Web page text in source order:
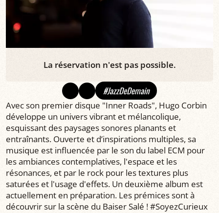
La réservation n'est pas possible.
#JazzDeDemain
Avec son premier disque "Inner Roads", Hugo Corbin
développe un univers vibrant et mélancolique,
esquissant des paysages sonores planants et
entraînants. Ouverte et d’inspirations multiples, sa
musique est influencée par le son du label ECM pour
les ambiances contemplatives, l'espace et les
résonances, et par le rock pour les textures plus
saturées et l'usage d'effets. Un deuxième album est
actuellement en préparation. Les prémices sont à
découvrir sur la scène du Baiser Salé ! #SoyezCurieux